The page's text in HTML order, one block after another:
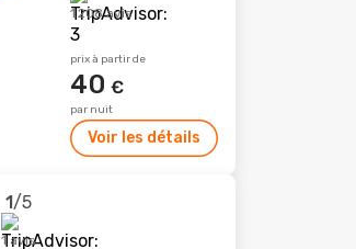
1 208 avis
prix à partir de
40 €
par nuit
Voir les détails
1/5
1 avis